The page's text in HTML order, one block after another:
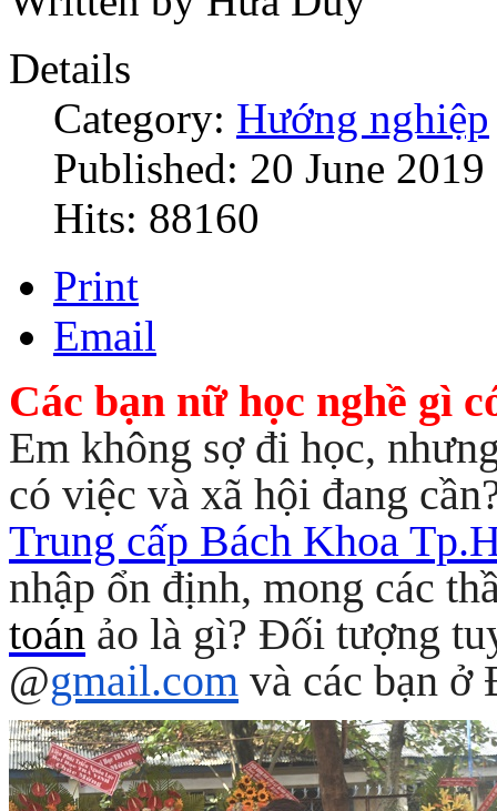
Details
Category: Hướng nghiệp
Published: 20 June 2019
Hits: 88160
Print
Email
Các bạn nữ học nghề gì
Em không sợ đi học,
có việc và xã hội đang
Trung cấp Bách Khoa
nhập ổn định, mong các
toán ảo là gì? Đối tượng
@gmail.com và các bạn ở